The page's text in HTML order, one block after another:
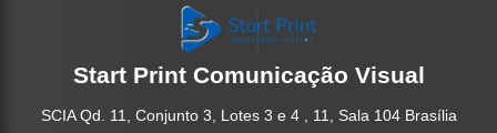
Start Print Comunicação Visual
SCIA Qd. 11, Conjunto 3, Lotes 3 e 4 , 11, Sala 104 Brasília